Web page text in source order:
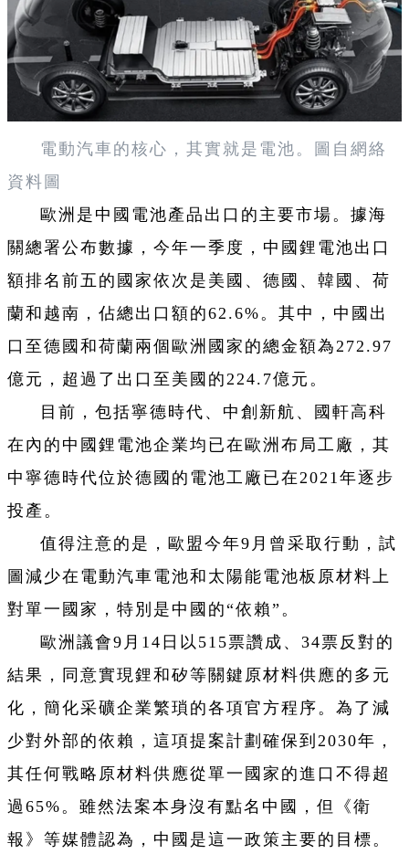
電動汽車的核心，其實就是電池。圖自網絡
資料圖
歐洲是中國電池產品出口的主要市場。據海
關總署公布數據，今年一季度，中國鋰電池出口
額排名前五的國家依次是美國、德國、韓國、荷
蘭和越南，佔總出口額的62.6%。其中，中國出
口至德國和荷蘭兩個歐洲國家的總金額為272.97
億元，超過了出口至美國的224.7億元。
目前，包括寧德時代、中創新航、國軒高科
在內的中國鋰電池企業均已在歐洲布局工廠，其
中寧德時代位於德國的電池工廠已在2021年逐步
投產。
值得注意的是，歐盟今年9月曾采取行動，試
圖減少在電動汽車電池和太陽能電池板原材料上
對單一國家，特別是中國的“依賴”。
歐洲議會9月14日以515票讚成、34票反對的
結果，同意實現鋰和矽等關鍵原材料供應的多元
化，簡化采礦企業繁瑣的各項官方程序。為了減
少對外部的依賴，這項提案計劃確保到2030年，
其任何戰略原材料供應從單一國家的進口不得超
過65%。雖然法案本身沒有點名中國，但《衛
報》等媒體認為，中國是這一政策主要的目標。